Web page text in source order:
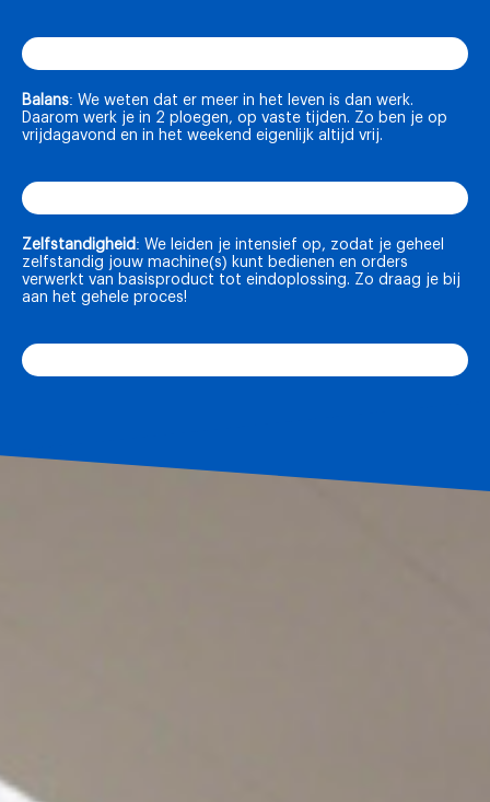
Balans: We weten dat er meer in het leven is dan werk.
Daarom werk je in 2 ploegen, op vaste tijden. Zo ben je op
vrijdagavond en in het weekend eigenlijk altijd vrij.
Zelfstandigheid : We leiden je intensief op, zodat je geheel
zelfstandig jouw machine(s) kunt bedienen en orders
verwerkt van basisproduct tot eindoplossing. Zo draag je bij
aan het gehele proces!